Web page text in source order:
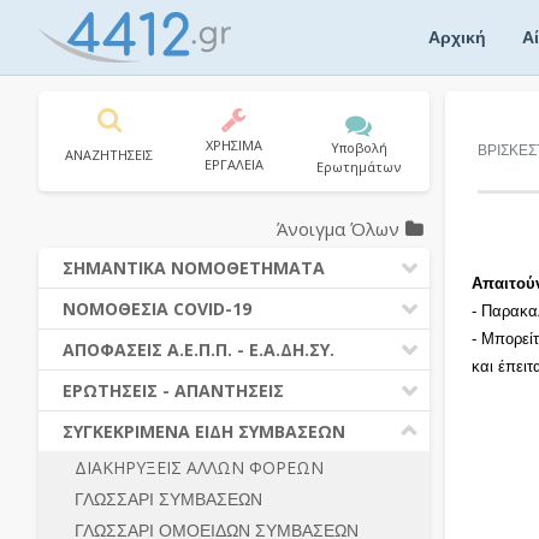
Αρχική
-
-
και
ΑΝΑΖΗΤΗΣΕΙΣ
ΧΡΗΣΙΜΑ
ΕΡΓΑΛΕΙΑ
Υποβολή
Ερωτημάτων
Άνοιγμα Όλων
ΣΗΜΑΝΤΙΚΑ ΝΟΜΟΘΕΤΗΜΑΤΑ
ΔΗΜΟΣΙΕΣ ΣΥΜΒΑΣΕΙΣ (Ν. 4412/2016)
ΔΗΜΟΤΙΚΟΣ ΚΩΔΙΚΑΣ (Ν.3463/2006)
ΚΑΛΛΙΚΡΑΤΗΣ (Ν.3852/2010)
ΝΟΜΟΘΕΣΙΑ - ΝΟΜΟΛΟΓΙΑ (ΣΥΝΟΛΟ)
ΝΟΜΟΘΕΣΙΑ COVID-19
ΝΟΜΟΘΕΣΙΑ - ΝΟΜΟΛΟΓΙΑ COVID -19
ΕΡΩΤΗΣΕΙΣ - ΑΠΑΝΤΗΣΕΙΣ
ΑΠΟΦΑΣΕΙΣ Α.Ε.Π.Π. - Ε.Α.ΔΗ.ΣΥ.
ΠΡΟΔΙΚΑΣΤΙΚΗ ΠΡΟΣΦΥΓΗ
ΓΕΝΙΚΟΙ ΚΑΝΟΝΕΣ
ΔΙΚΑΙΟΥΜΕΝΟΙ ΣΥΜΜΕΤΟΧΗΣ
ΠΡΟΣΦΟΡΕΣ – ΔΙΚΑΙΟΛΟΓΗΤΙΚΑ
ΣΥΜΜΕΤΟΧΗΣ
ΕΡΩΤΗΣΕΙΣ - ΑΠΑΝΤΗΣΕΙΣ
Ν. 4782/2021 - ΤΡΟΠΟΠΟΙΗΣΗ
4412/2016
ΔΙΕΞΑΓΩΓΗ ΔΙΑΔΙΚΑΣΙΑΣ
ΔΙΑΔΙΚΑΣΙΕΣ ΑΝΑΘΕΣΗΣ
ΣΥΓΚΕΚΡΙΜΕΝΑ ΕΙΔΗ ΣΥΜΒΑΣΕΩΝ
ΔΙΑΚΗΡΥΞΕΙΣ ΑΛΛΩΝ ΦΟΡΕΩΝ
ΓΛΩΣΣΑΡΙ ΣΥΜΒΑΣΕΩΝ
ΓΛΩΣΣΑΡΙ ΟΜΟΕΙΔΩΝ ΣΥΜΒΑΣΕΩΝ